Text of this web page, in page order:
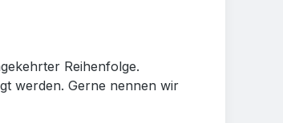
Reihenfolge.
werden. Gerne nennen wir